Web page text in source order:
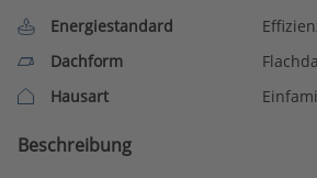
Energiestandard
Dachform
Hausart
Beschreibung